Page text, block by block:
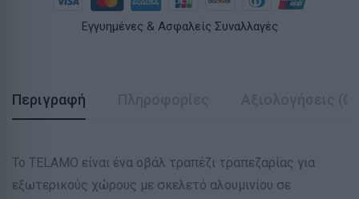
Εγγυημένες & Ασφαλείς Συναλλαγές
Περιγραφή
Το TELAMO είναι ένα οβάλ τραπέζι τραπεζαρίας για
εξωτερικούς χώρους με σκελετό αλουμινίου σε